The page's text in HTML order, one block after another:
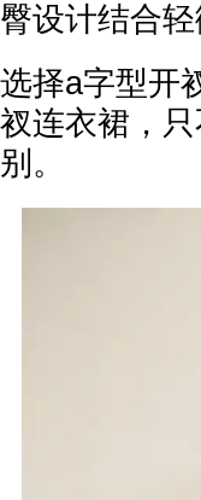
臀设计结合
选择a字型开
衩连衣裙，
别。